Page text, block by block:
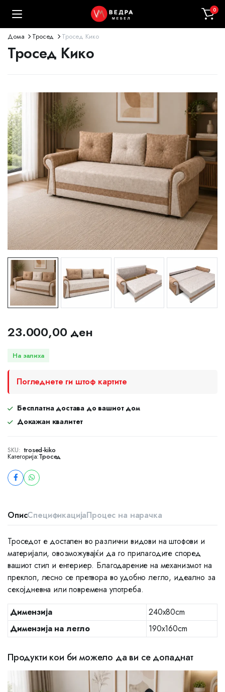
0
Дома Тросед Тросед Кико
Тросед Кико
23.000,00 ден
На залиха
Погледнете ги штоф картите
Бесплатна достава до вашиот дом
Докажан квалитет
SKU: trosed-kiko
Категорија:Тросед
ОписСпецификацијаПроцес на нарачка
Троседот е достапен во различни видови на штофови и
материјали, овозможувајќи да го прилагодите според
вашиот стил и ентериер. Благодарение на механизмот на
преклоп, лесно се претвора во удобно легло, идеално за
секојдневна или повремена употреба.
Димензија
240x80cm
Димензија на легло
190x160cm
Продукти кои би можело да ви се допаднат